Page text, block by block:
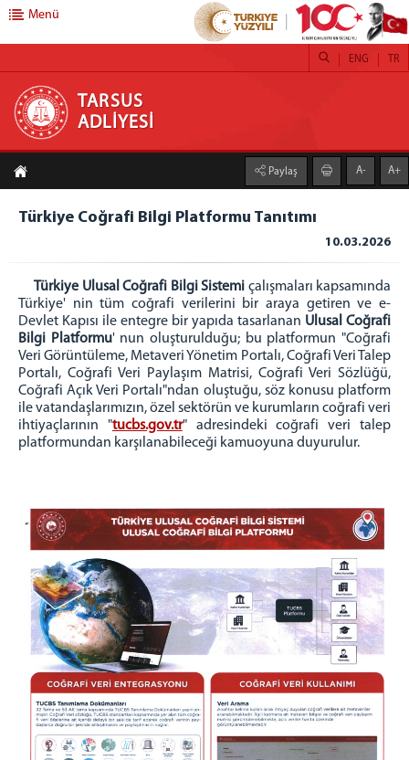
TARSUS ADLİYESİ
ANASAYFA
ADLİYEMİZ
Tarsus Adliyesi
İcra Müdürlüğü
Mülhakatlar
Ceza İnfaz Kurumlarımız
Basın Suçları Bürosu
C. BAŞSAVCILIĞI
Cumhuriyet Başsavcısı
Cumhuriyet Başsavcı Vekilleri
C. Başsavcılığı Birimleri
KOMİSYON
Komisyon Başkanı
Komisyon Üyeleri
İLETİŞİM
Menü
TARSUS
ADLİYESİ
TR
ENG
Paylaş A- A+
Türkiye Coğrafi Bilgi Platformu Tanıtımı
10.03.2026
Türkiye Ulusal Coğrafi Bilgi Sistemi çalışmaları kapsamında
Türkiye' nin tüm coğrafi verilerini bir araya getiren ve e-
Devlet Kapısı ile entegre bir yapıda tasarlanan Ulusal Coğrafi
Bilgi Platformu' nun oluşturulduğu; bu platformun "Coğrafi
Veri Görüntüleme, Metaveri Yönetim Portalı, Coğrafi Veri Talep
Portalı, Coğrafi Veri Paylaşım Matrisi, Coğrafi Veri Sözlüğü,
Coğrafi Açık Veri Portalı"ndan oluştuğu, söz konusu platform
ile vatandaşlarımızın, özel sektörün ve kurumların coğrafi veri
ihtiyaçlarının "tucbs.gov.tr" adresindeki coğrafi veri talep
platformundan karşılanabileceği kamuoyuna duyurulur.